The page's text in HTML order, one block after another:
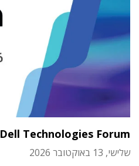
Dell Technologies Forum
שלישי, 13 באוקטובר 2026